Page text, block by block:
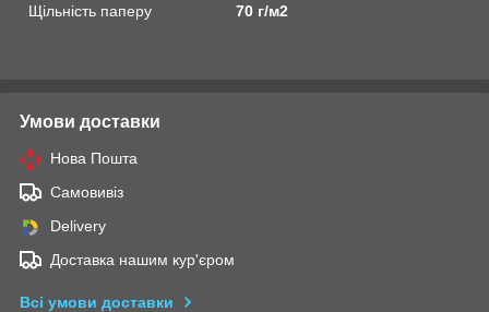
Щільність паперу
70 г/м2
Умови доставки
Нова Пошта
Самовивіз
Delivery
Доставка нашим кур'єром
Всі умови доставки